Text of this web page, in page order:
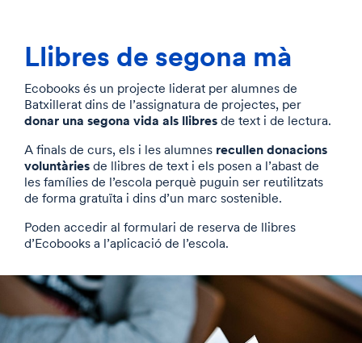
Llibres de segona mà
Ecobooks és un projecte liderat per alumnes de
Batxillerat dins de l’assignatura de projectes, per
donar una segona vida als llibres de text i de lectura.
A finals de curs, els i les alumnes recullen donacions
voluntàries de llibres de text i els posen a l’abast de
les famílies de l’escola perquè puguin ser reutilitzats
de forma gratuïta i dins d’un marc sostenible.
Poden accedir al formulari de reserva de llibres
d’Ecobooks a l’aplicació de l’escola.